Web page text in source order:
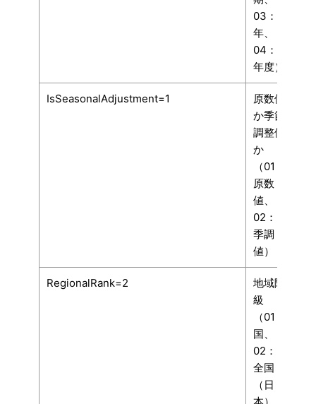
03：
年、
04：
年度）
IsSeasonalAdjustment=1
原数値
か季節
調整値
か
（01：
原数
値、
02：
季調
値）
RegionalRank=2
地域階
級
（01：
国、
02：
全国
（日